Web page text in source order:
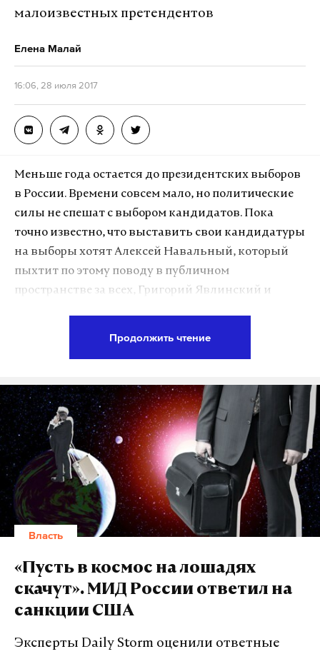
малоизвестных претендентов
Елена Малай
16:06, 28 июля 2017
Меньше года остается до президентских выборов
в России. Времени совсем мало, но политические
силы не спешат с выбором кандидатов. Пока
точно известно, что выставить свои кандидатуры
на выборы хотят Алексей Навальный, который
пыхтит по этому поводу в публичном
пространстве за всех, Григорий Явлинский и
главой предвыборного штаба может стать глава
АП Антон Вайно.
Хранят такое же молчание, с тихим шелестом
сплетен, и парламентские партии. Как рассказали
Daily Storm депутаты, четко определяться со
своими кандидатами партии будут осенью или
даже зимой, накануне Нового года.
Так, кандидат на выборах президента 2004 года
от КПРФ Николай Харитонов рассказал Daily
Storm, что первостепенные задачи коммунистов —
это сентябрьские выборы и празднование 100-
летия Октябрьской революции. Только после
Продолжить чтение
Власть
«Пусть в космос на лошадях
скачут». МИД России ответил на
санкции США
Эксперты Daily Storm оценили ответные